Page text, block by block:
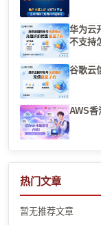
华为云
不支持
谷歌云
AWS香
热门文章
暂无推荐文章